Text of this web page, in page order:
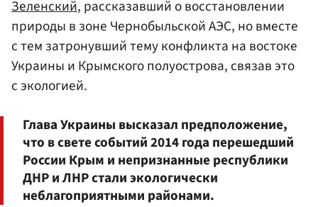
Зеленский, рассказавший о восстановлении
природы в зоне Чернобыльской АЭС, но вместе
с тем затронувший тему конфликта на востоке
Украины и Крымского полуострова, связав это
с экологией.
Глава Украины высказал предположение,
что в свете событий 2014 года перешедший
России Крым и непризнанные республики
ДНР и ЛНР стали экологически
неблагоприятными районами.